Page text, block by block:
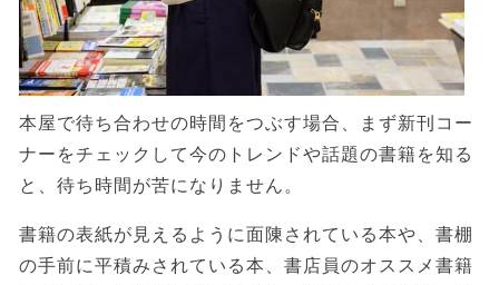
本屋で待ち合わせの時間をつぶす場合、まず新刊コー
ナーをチェックして今のトレンドや話題の書籍を知る
と、待ち時間が苦になりません。
書籍の表紙が見えるように面陳されている本や、書棚
の手前に平積みされている本、書店員のオススメ書籍